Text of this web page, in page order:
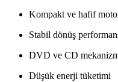
Kompakt ve hafif motor
Stabil dönüş
DVD ve CD
Düşük enerji tüketimi